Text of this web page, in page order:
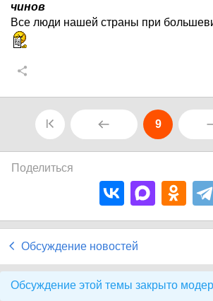
чинов
Все люди нашей страны при
9
Поделиться
Обсуждение новостей
Обсуждение этой темы закрыто